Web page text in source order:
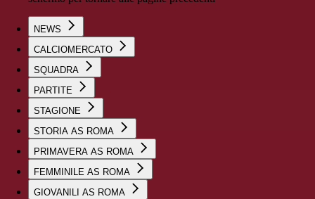
NEWS
CALCIOMERCATO
SQUADRA
PARTITE
STAGIONE
STORIA AS ROMA
PRIMAVERA AS ROMA
FEMMINILE AS ROMA
GIOVANILI AS ROMA